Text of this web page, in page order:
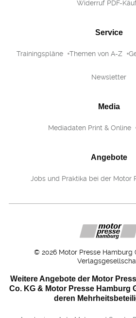
Widerruf PDF-
Service
Trainingspläne Themen von A-Z
Newsletter
Media
Mediadaten Print & Online
Angebote
Jobs und Praktika bei der Motor
© 2026 Motor Presse Hamburg
Weitere Angebote der Motor
Co. KG & Motor Presse Hamburg
deren